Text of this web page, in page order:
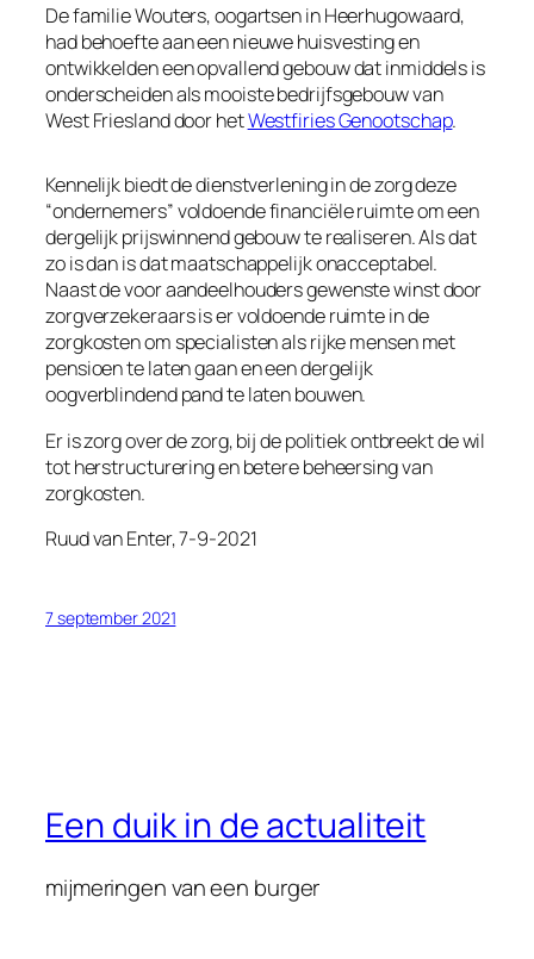
De familie Wouters, oogartsen in Heerhugowaard,
had behoefte aan een nieuwe huisvesting en
ontwikkelden een opvallend gebouw dat inmiddels is
onderscheiden als mooiste bedrijfsgebouw van
West Friesland door hetWestfiries Genootschap.
Kennelijk biedt de dienstverlening in de zorg deze
“ondernemers” voldoende financiële ruimte om een
dergelijk prijswinnend gebouw te realiseren. Als dat
zo is dan is dat maatschappelijk onacceptabel.
Naast de voor aandeelhouders gewenste winst door
zorgverzekeraars is er voldoende ruimte in de
zorgkosten om specialisten als rijke mensen met
pensioen te laten gaan en een dergelijk
oogverblindend pand te laten bouwen.
Er is zorg over de zorg, bij de politiek ontbreekt de wil
tot herstructurering en betere beheersing van
zorgkosten.
Ruud van Enter, 7-9-2021
7 september 2021
Een duik in de actualiteit
mijmeringen van een burger